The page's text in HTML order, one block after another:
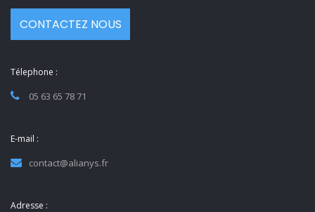
CONTACTEZ NOUS
Télephone :
05 63 65 78 71
E-mail :
contact@alianys.fr
Adresse :